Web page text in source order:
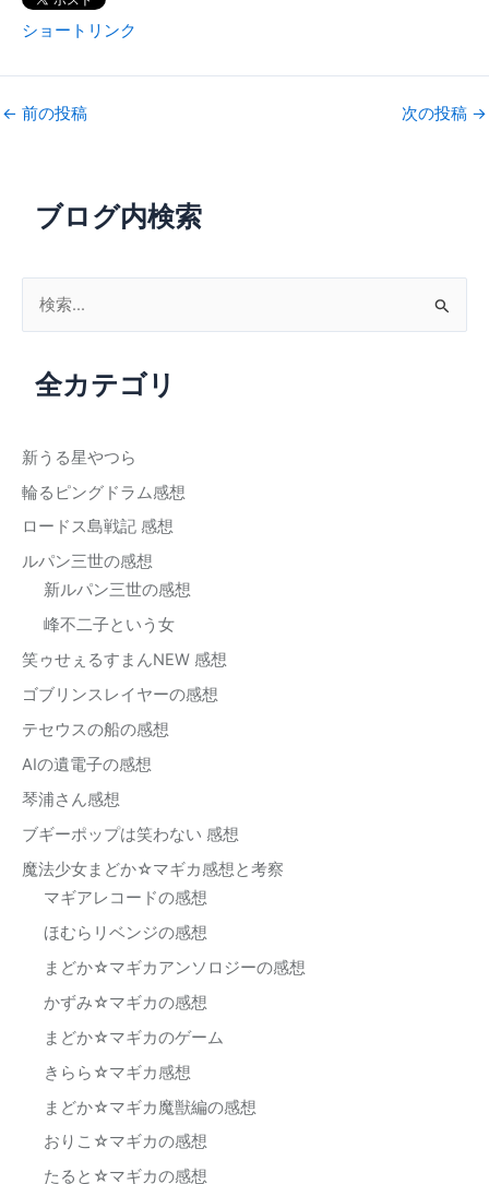
ブログ内検索
象全カテゴリ
新うる星やつら
輪るピングドラム感想
ロードス島戦記 感想
ルパン三世の感想
新ルパン三世の感想
峰不二子という女
笑ゥせぇるすまんNEW 感想
ゴブリンスレイヤーの感想
テセウスの船の感想
AIの遺電子の感想
琴浦さん感想
ブギーポップは笑わない 感想
魔法少女まどか☆マギカ感想と考察
マギアレコードの感想
ほむらリベンジの感想
まどか☆マギカアンソロジーの感想
かずみ☆マギカの感想
まどか☆マギカのゲーム
きらら☆マギカ感想
まどか☆マギカ魔獣編の感想
おりこ☆マギカの感想
たると☆マギカの感想
ショートリンク
← 前の投稿 次の投稿 →